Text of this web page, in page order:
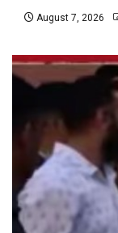
August 7, 2026